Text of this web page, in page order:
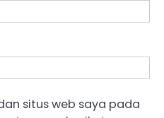
situs web saya pada